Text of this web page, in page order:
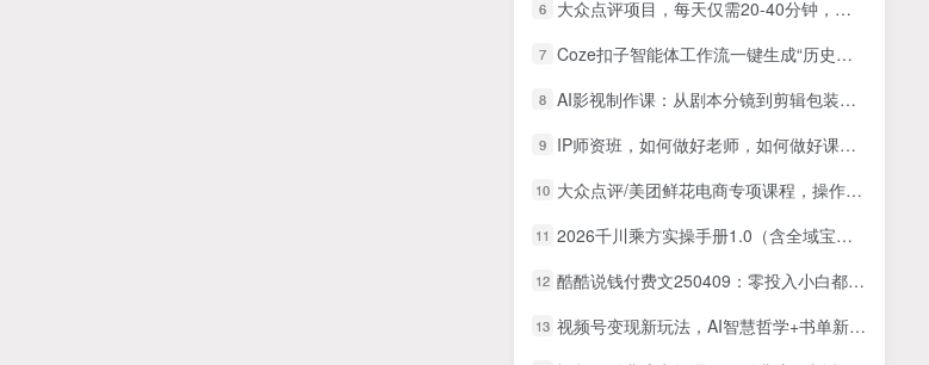
6 大众点评项目，每天仅需20-40分钟，跟着教程实操，就能轻松开启月入1W+賺钱之路
7 Coze扣子智能体工作流一键生成“历史人物独白“短视频，全流程保姆级教学
8 AI影视制作课：从剧本分镜到剪辑包装，用AI打造电影感视频作品
9 IP师资班，如何做好老师，如何做好课程，高产出课高手带你做好知识付费
10 大众点评/美团鲜花电商专项课程，操作简单、维护成本低、客单价适中，点评和美团业务合并展示
11 2026千川乘方实操手册1.0（含全域宝典5.0），解锁2026年千川投放新范式，轻松实现ROI提升
12 酷酷说钱付费文250409：零投入小白都可以用ai赚点小钱！
13 视频号变现新玩法，AI智慧哲学+书单新玩法，单条视频佣金1k+